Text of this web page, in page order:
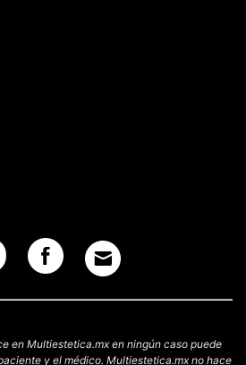
en Multiestetica.mx en ningún caso puede
y el médico. Multiestetica.mx no hace